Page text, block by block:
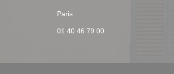
Paris((åpner i et nytt vindu))
01 40 46 79 00